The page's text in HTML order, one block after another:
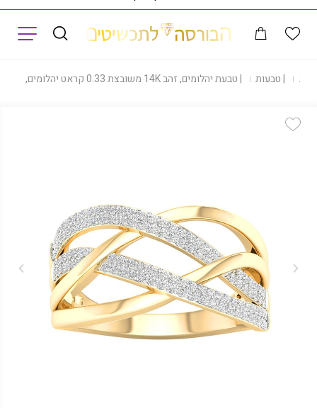
חנות |טבעות |טבעת יהלומים, זהב 14K משובצת 0.33 קראט יהלומים, דגם RDRF27028